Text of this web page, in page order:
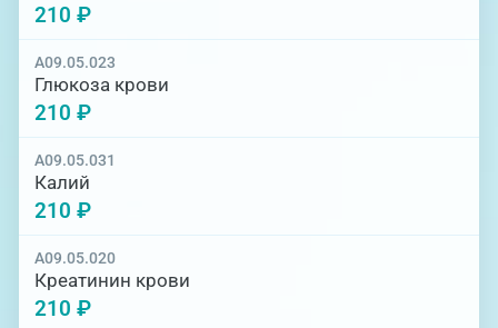
210 ₽
A09.05.023
Глюкоза крови
210 ₽
A09.05.031
Калий
210 ₽
A09.05.020
Креатинин крови
210 ₽